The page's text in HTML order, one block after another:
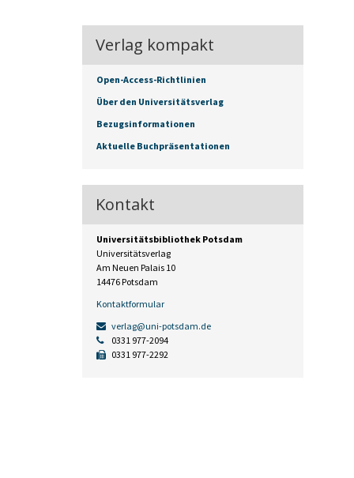
Verlag kompakt
Open-Access-Richtlinien
Über den Universitätsverlag
Bezugsinformationen
Aktuelle Buchpräsentationen
Kontakt
Universitätsbibliothek Potsdam
Universitätsverlag
Am Neuen Palais 10
14476 Potsdam
Kontaktformular
verlag@uni-potsdam.de
0331 977-2094
0331 977-2292